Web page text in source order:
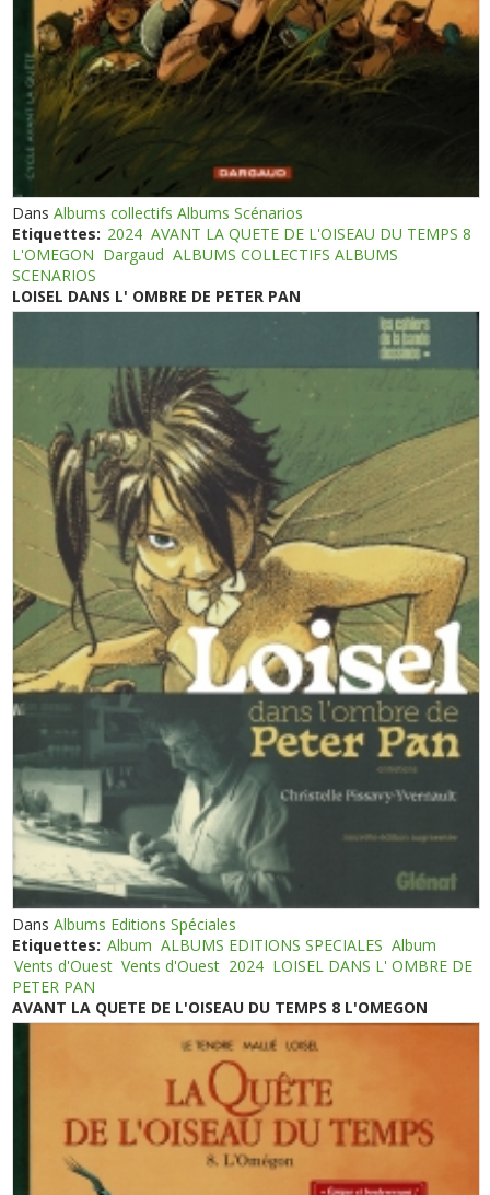
DansAlbums collectifs Albums Scénarios
Etiquettes: 2024 AVANT LA QUETE DE L'OISEAU DU TEMPS 8
L'OMEGON Dargaud ALBUMS COLLECTIFS ALBUMS
SCENARIOS
LOISEL DANS L' OMBRE DE PETER PAN
DansAlbums Editions Spéciales
Etiquettes: Album ALBUMS EDITIONS SPECIALES Album
Vents d'Ouest Vents d'Ouest 2024 LOISEL DANS L' OMBRE DE
PETER PAN
AVANT LA QUETE DE L'OISEAU DU TEMPS 8 L'OMEGON